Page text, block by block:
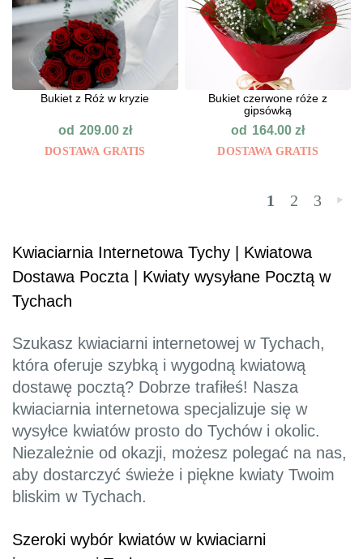
Bukiet z Róż w kryzie
od 209.00 zł
DOSTAWA GRATIS
Bukiet czerwone róże z
gipsówką
od 164.00zł
DOSTAWA GRATIS
1 2 3 »
Kwiaciarnia Internetowa Tychy | Kwiatowa
Dostawa Poczta | Kwiaty wysyłane Pocztą w
Tychach
Szukasz kwiaciarni internetowej w Tychach,
która oferuje szybką i wygodną kwiatową
dostawę pocztą? Dobrze trafiłeś! Nasza
kwiaciarnia internetowa specjalizuje się w
wysyłce kwiatów prosto do Tychów i okolic.
Niezależnie od okazji, możesz polegać na nas,
aby dostarczyć świeże i piękne kwiaty Twoim
bliskim w Tychach.
Szeroki wybór kwiatów w kwiaciarni